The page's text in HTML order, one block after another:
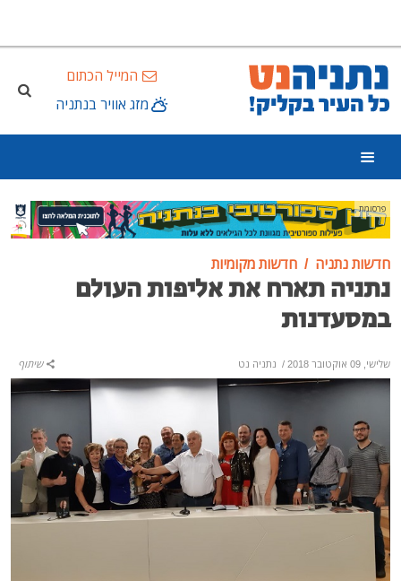
המייל הכתום
מזג אוויר בנתניה
פרסומת
חדשות נתניה חדשות מקומיות
נתניה תארח את אליפות העולם
במסעדנות
שלישי, 09 אוקטובר 2018 / נתניה נט שיתוף